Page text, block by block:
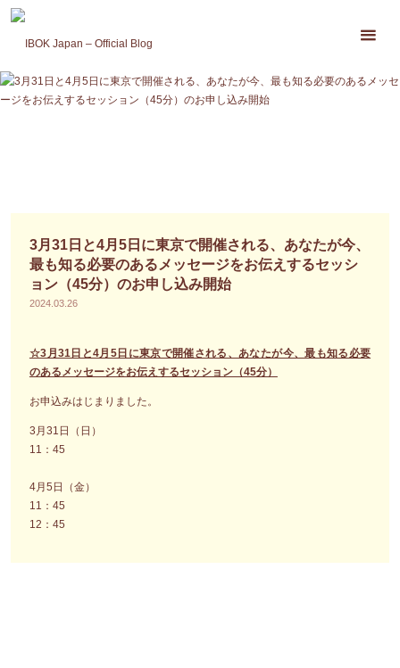
ツ
へ
3月31日と4月5日に東京で開催される、あなたが今、
最も知る必要のあるメッセージをお伝えするセッシ
ョン（45分）のお申し込み開始
2024.03.26
☆3月31日と4月5日に東京で開催される、あなたが今、最も知る必要
のあるメッセージをお伝えするセッション（45分）
お申込みはじまりました。
3月31日（日）
11：45
4月5日（金）
11：45
12：45